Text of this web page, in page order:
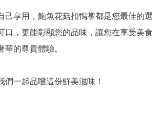
己享用，鮑魚花菇扣鴨掌都是您最佳的選
口，更能彰顯您的品味，讓您在享受美食
華的尊貴體驗。